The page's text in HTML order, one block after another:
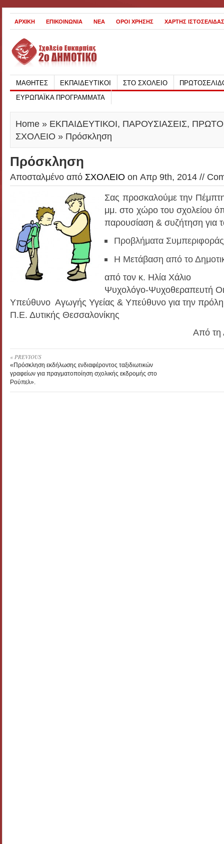
ΑΡΧΙΚΗ ΕΠΙΚΟΙΝΩΝΙΑ ΝΕΑ ΟΡΟΙ ΧΡΗΣΗΣ ΧΑΡΤΗΣ ΙΣΤΟΣΕΛΙΔΑΣ
ΜΑΘΗΤΕΣ ΕΚΠΑΙΔΕΥΤΙΚΟΙ ΣΤΟ ΣΧΟΛΕΙΟ
ΕΥΡΩΠΑΪΚΑ ΠΡΟΓΡΑΜΜΑΤΑ
Home » ΕΚΠΑΙΔΕΥΤΙΚΟΙ, ΠΑΡΟΥΣΙΑΣΕΙΣ,
ΣΧΟΛΕΙΟ » Πρόσκληση
Πρόσκληση
Αποσταλμένο από ΣΧΟΛΕΙΟ on Απρ 9th, 2014 //
Σας προσκαλούμε την
μμ. στο χώρο του σχολείου
παρουσίαση & συζήτηση για
Προβλήματα Συμπεριφοράς
Η Μετάβαση από το
από τον κ. Ηλία Χάλιο
Ψυχολόγο-Ψυχοθεραπευτή
Υπεύθυνο Αγωγής Υγείας & Υπεύθυνο για την
Π.Ε. Δυτικής Θεσσαλονίκης
Από τη
« PREVIOUS
«Πρόσκληση εκδήλωσης ενδιαφέροντος ταξιδιωτικών
γραφείων για πραγματοποίηση σχολικής εκδρομής στο
Ρούπελ».